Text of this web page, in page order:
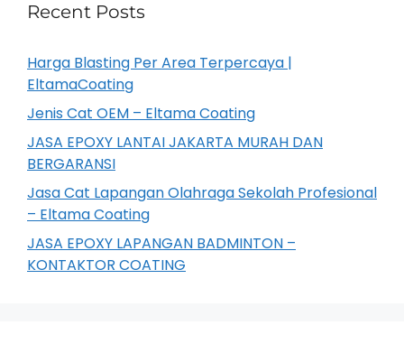
Recent Posts
Harga Blasting Per Area Terpercaya |
EltamaCoating
Jenis Cat OEM – Eltama Coating
JASA EPOXY LANTAI JAKARTA MURAH DAN
BERGARANSI
Jasa Cat Lapangan Olahraga Sekolah Profesional
– Eltama Coating
JASA EPOXY LAPANGAN BADMINTON –
KONTAKTOR COATING